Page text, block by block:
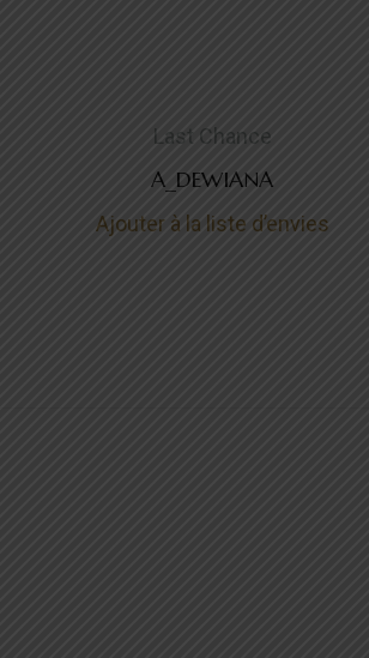
Last Chance
A_DEWIANA
Ajouter à la liste d’envies